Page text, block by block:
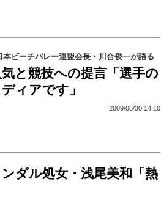
ビーチバレー連盟会長・川合俊一が語る
と競技への提言「選手の
ィアです」
2009/06/30 14:10
ダル処女・浅尾美和「熱